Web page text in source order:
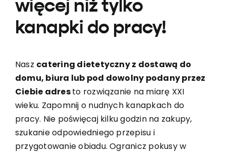
więcej niż tylko
kanapki do pracy!
Nasz catering dietetyczny z dostawą do
domu, biura lub pod dowolny podany przez
Ciebie adresto rozwiązanie na miarę XXI
wieku. Zapomnij o nudnych kanapkach do
pracy. Nie poświęcaj kilku godzin na zakupy,
szukanie odpowiedniego przepisu i
przygotowanie obiadu. Ogranicz pokusy w